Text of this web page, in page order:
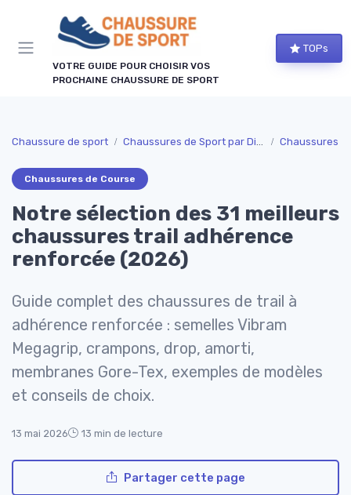
VOTRE GUIDE POUR CHOISIR VOS
PROCHAINE CHAUSSURE DE SPORT
TOPs
Chaussure de sport Chaussures de Sport par Discipline Chaussures
Chaussures de Course
Notre sélection des 31 meilleurs
chaussures trail adhérence
renforcée (2026)
Guide complet des chaussures de trail à
adhérence renforcée : semelles Vibram
Megagrip, crampons, drop, amorti,
membranes Gore-Tex, exemples de modèles
et conseils de choix.
13 mai 2026 13 min de lecture
Partager cette page